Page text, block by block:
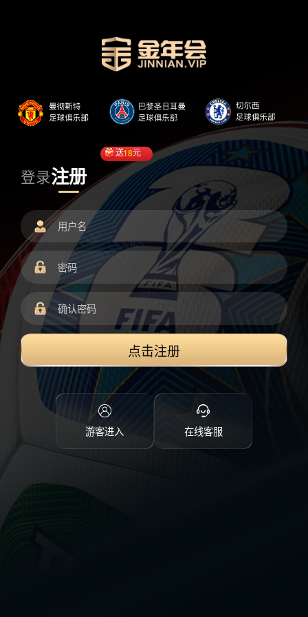
登录注册
送18元
点击注册
游客进入 在线客服